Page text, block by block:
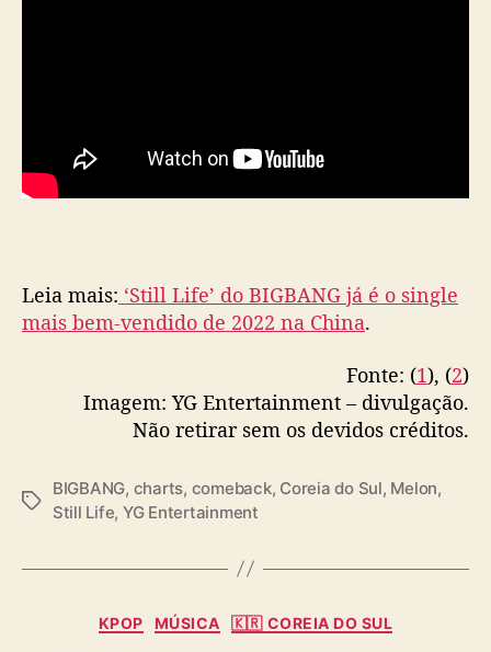
Leia mais: ‘Still Life’ do BIGBANG já é o single
mais bem-vendido de 2022 na China.
Fonte: (1), (2)
Imagem: YG Entertainment – divulgação.
Não retirar sem os devidos créditos.
T
s
BIGBANG, charts, comeback, Coreia do Sul, Melon,
Still Life, YG Entertainment
C
KPOP MÚSICA 🇰🇷 COREIA DO SUL